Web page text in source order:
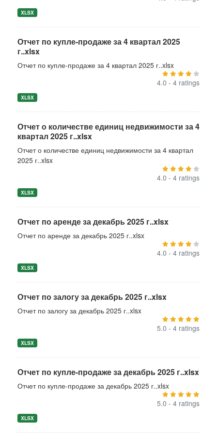
XLSX
Отчет по купле-продаже за 4 квартал 2025
г..xlsx
Отчет по купле-продаже за 4 квартал 2025 г..xlsx
4.0 - 4 ratings
XLSX
Отчет о количестве единиц недвижимости за 4
квартал 2025 г..xlsx
Отчет о количестве единиц недвижимости за 4 квартал
2025 г..xlsx
4.0 - 4 ratings
XLSX
Отчет по аренде за декабрь 2025 г..xlsx
Отчет по аренде за декабрь 2025 г..xlsx
4.0 - 4 ratings
XLSX
Отчет по залогу за декабрь 2025 г..xlsx
Отчет по залогу за декабрь 2025 г..xlsx
5.0 - 4 ratings
XLSX
Отчет по купле-продаже за декабрь 2025 г..xlsx
Отчет по купле-продаже за декабрь 2025 г..xlsx
5.0 - 4 ratings
XLSX